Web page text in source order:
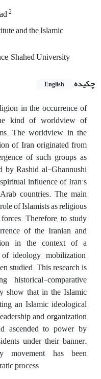
2
and the Islamic
Shahed University,
چکیده
English
in the occurrence of
kind of worldview of
The worldview in the
of Iran originated from
of such groups as
by Rashid al-Ghannushi
influence of Iran’s
countries. The main
of Islamists as religious
Therefore, to study
of the Iranian and
in the context of a
ideology, mobilization,
studied. This research is
historical-comparative
show that in the Islamic
an Islamic ideological
and organization
ascended to power by
under their banner.
movement has been
process